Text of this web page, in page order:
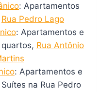
: Apartamentos
Rua Pedro Lago
: Apartamentos e
Rua Antônio
: Apartamentos e
na Rua Pedro